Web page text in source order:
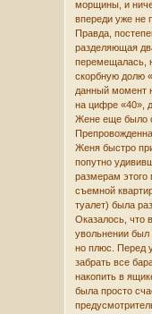
морщины, и
впереди уже не
Правда,
разделяющая
перемещалась,
скорбную долю
данный момент
на цифре «40»,
Жене еще было
Женя быстро
попутно
размерам
съемной
туалет) была
Оказалось, что
увольнении
но плюс. Перед
забрать все
накопить в
была просто